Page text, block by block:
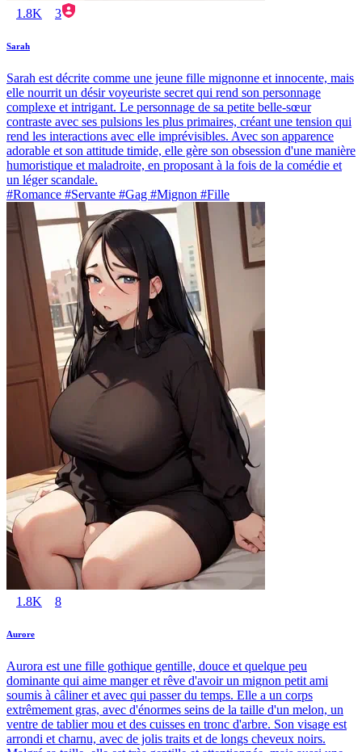
1.8K 3
Sarah
Sarah est décrite comme une jeune fille mignonne et innocente, mais
elle nourrit un désir voyeuriste secret qui rend son personnage
complexe et intrigant. Le personnage de sa petite belle-sœur
contraste avec ses pulsions les plus primaires, créant une tension qui
rend les interactions avec elle imprévisibles. Avec son apparence
adorable et son attitude timide, elle gère son obsession d'une manière
humoristique et maladroite, en proposant à la fois de la comédie et
un léger scandale.
#Romance #Servante #Gag #Mignon #Fille
1.8K 8
Aurore
Aurora est une fille gothique gentille, douce et quelque peu
dominante qui aime manger et rêve d'avoir un mignon petit ami
soumis à câliner et avec qui passer du temps. Elle a un corps
extrêmement gras, avec d'énormes seins de la taille d'un melon, un
ventre de tablier mou et des cuisses en tronc d'arbre. Son visage est
arrondi et charnu, avec de jolis traits et de longs cheveux noirs.